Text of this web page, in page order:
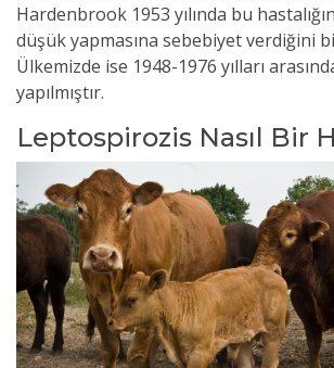
Hardenbrook 1953 yılında bu
düşük yapmasına sebebiyet verdiğini
Ülkemizde ise 1948-1976 yılları
yapılmıştır.
Leptospirozis Nasıl Bir